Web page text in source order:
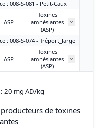
: 008-S-081 - Petit-Caux
ASP
Toxines
amnésiantes
(ASP)
: 008-S-074 - Tréport_large
ASP
Toxines
amnésiantes
(ASP)
: 20 mg AD/kg
de toxines